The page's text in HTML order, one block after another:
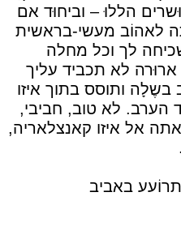
הללוּ – וביחוּד אם
לאהוֹב מעשי-בראשית
לך וכל מחלה
לא תכביד עליך
ותוסס בתוך איזו
הערב. לא טוב, חביבי,
אל איזו קאנצלאריה,
באביב